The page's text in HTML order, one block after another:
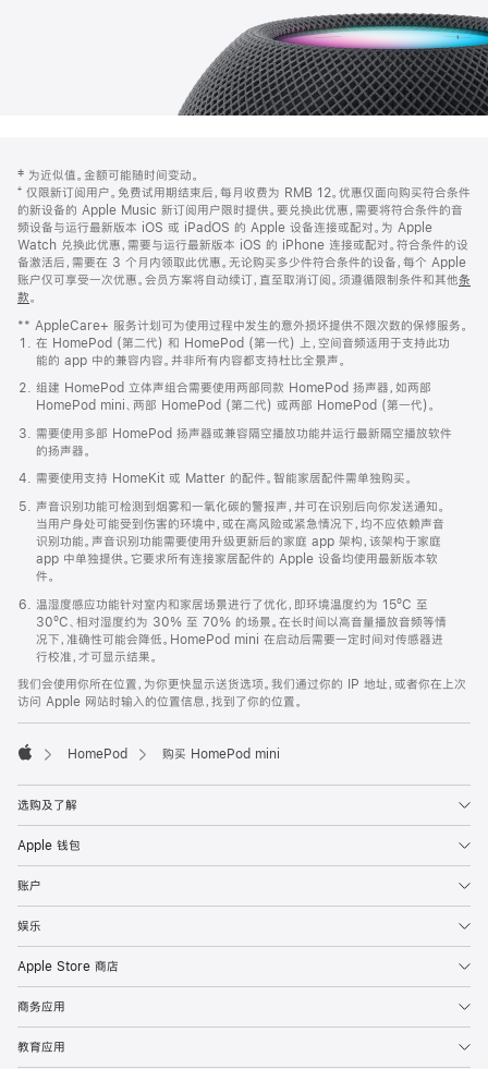
页
页
脚
注
‡ 为近似值。金额可能随时间变动。
⁺ 仅限新订阅用户。免费试用期结束后，每月收费为 RMB 12。优惠仅面向购买符合条件
的新设备的 Apple Music 新订阅用户限时提供。要兑换此优惠，需要将符合条件的音
频设备与运行最新版本 iOS 或 iPadOS 的 Apple 设备连接或配对。为 Apple
Watch 兑换此优惠，需要与运行最新版本 iOS 的 iPhone 连接或配对。符合条件的设
备激活后，需要在 3 个月内领取此优惠。无论购买多少件符合条件的设备，每个 Apple
账户仅可享受一次优惠。会员方案将自动续订，直至取消订阅。须遵循限制条件和其他条
款。
窗
口
中
打
开)
** AppleCare+ 服务计划可为使用过程中发生的意外损坏提供不限次数的保修服务。
在 HomePod (第二代) 和 HomePod (第一代) 上，空间音频适用于支持此功
能的 app 中的兼容内容。并非所有内容都支持杜比全景声。
组建 HomePod 立体声组合需要使用两部同款 HomePod 扬声器，如两部
HomePod mini、两部 HomePod (第二代) 或两部 HomePod (第一代)。
需要使用多部 HomePod 扬声器或兼容隔空播放功能并运行最新隔空播放软件
的扬声器。
需要使用支持 HomeKit 或 Matter 的配件。智能家居配件需单独购买。
声音识别功能可检测到烟雾和一氧化碳的警报声，并可在识别后向你发送通知。
当用户身处可能受到伤害的环境中，或在高风险或紧急情况下，均不应依赖声音
识别功能。声音识别功能需要使用升级更新后的家庭 app 架构，该架构于家庭
app 中单独提供。它要求所有连接家居配件的 Apple 设备均使用最新版本软
件。
温湿度感应功能针对室内和家居场景进行了优化，即环境温度约为 15ºC 至
30ºC、相对湿度约为 30% 至 70% 的场景。在长时间以高音量播放音频等情
况下，准确性可能会降低。HomePod mini 在启动后需要一定时间对传感器进
行校准，才可显示结果。
我们会使用你所在位置，为你更快显示送货选项。我们通过你的 IP 地址，或者你在上次
访问 Apple 网站时输入的位置信息，找到了你的位置。
HomePod 购买 HomePod mini
选购及了解
Apple 钱包
账户
娱乐
Apple Store 商店
商务应用
教育应用